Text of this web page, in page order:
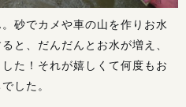
砂でカメや車の山を作りお水
と、だんだんとお水が増え、
た！それが嬉しくて何度もお
した。